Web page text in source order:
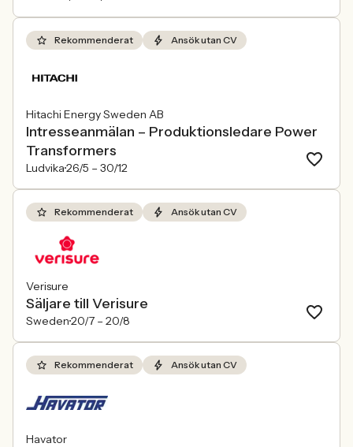
Rekommenderat Ansök utan CV
Hitachi Energy Sweden AB
Intresseanmälan – Produktionsledare Power
Transformers
Ludvika26/5 – 30/12
Rekommenderat Ansök utan CV
Verisure
Säljare till Verisure
Sweden20/7 – 20/8
Rekommenderat Ansök utan CV
Havator